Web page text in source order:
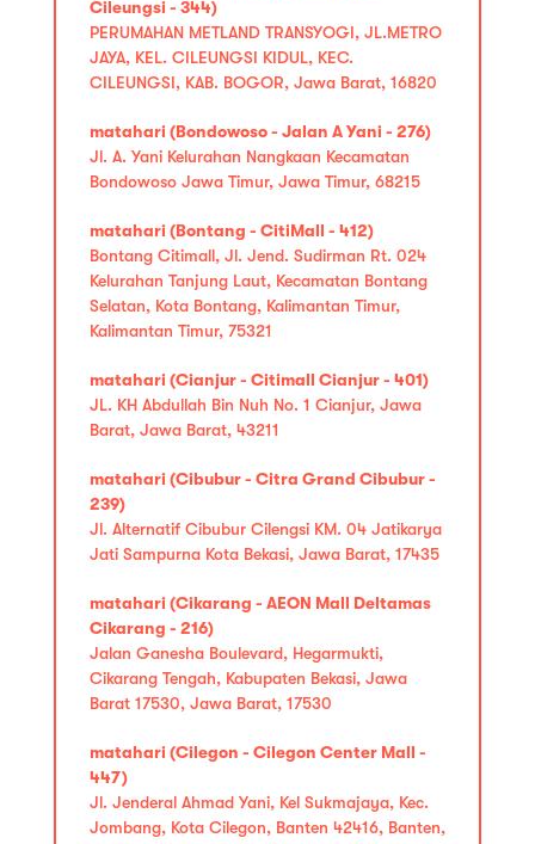
Cileungsi - 344)
PERUMAHAN METLAND TRANSYOGI, JL.METRO
JAYA, KEL. CILEUNGSI KIDUL, KEC.
CILEUNGSI, KAB. BOGOR, Jawa Barat, 16820
matahari (Bondowoso - Jalan A Yani - 276)
Jl. A. Yani Kelurahan Nangkaan Kecamatan
Bondowoso Jawa Timur, Jawa Timur, 68215
matahari (Bontang - CitiMall - 412)
Bontang Citimall, Jl. Jend. Sudirman Rt. 024
Kelurahan Tanjung Laut, Kecamatan Bontang
Selatan, Kota Bontang, Kalimantan Timur,
Kalimantan Timur, 75321
matahari (Cianjur - Citimall Cianjur - 401)
JL. KH Abdullah Bin Nuh No. 1 Cianjur, Jawa
Barat, Jawa Barat, 43211
matahari (Cibubur - Citra Grand Cibubur -
239)
Jl. Alternatif Cibubur Cilengsi KM. 04 Jatikarya
Jati Sampurna Kota Bekasi, Jawa Barat, 17435
matahari (Cikarang - AEON Mall Deltamas
Cikarang - 216)
Jalan Ganesha Boulevard, Hegarmukti,
Cikarang Tengah, Kabupaten Bekasi, Jawa
Barat 17530, Jawa Barat, 17530
matahari (Cilegon - Cilegon Center Mall -
447)
Jl. Jenderal Ahmad Yani, Kel Sukmajaya, Kec.
Jombang, Kota Cilegon, Banten 42416, Banten,